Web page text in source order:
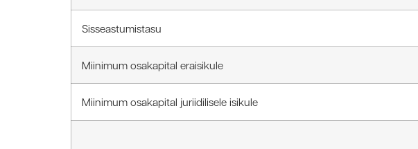
Sisseastumistasu
Miinimum osakapital eraisikule
Miinimum osakapital juriidilisele isikule